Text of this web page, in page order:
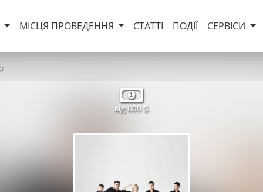
МІСЦЯ ПРОВЕДЕННЯ СТАТТІ ПОДІЇ СЕРВІСИ
від 600 $